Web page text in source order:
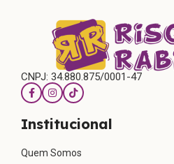
CNPJ: 34.880.875/0001-47
Institucional
Quem Somos